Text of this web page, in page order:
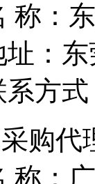
称：
址：
系方式
购代
称：